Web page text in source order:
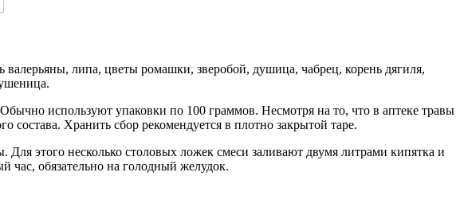
валерьяны, липа, цветы ромашки, зверобой, душица, чабрец, корень дягиля,
используют упаковки по 100 граммов. Несмотря на то, что в аптеке травы
состава. Хранить сбор рекомендуется в плотно закрытой таре.
этого несколько столовых ложек смеси заливают двумя литрами кипятка и
час, обязательно на голодный желудок.